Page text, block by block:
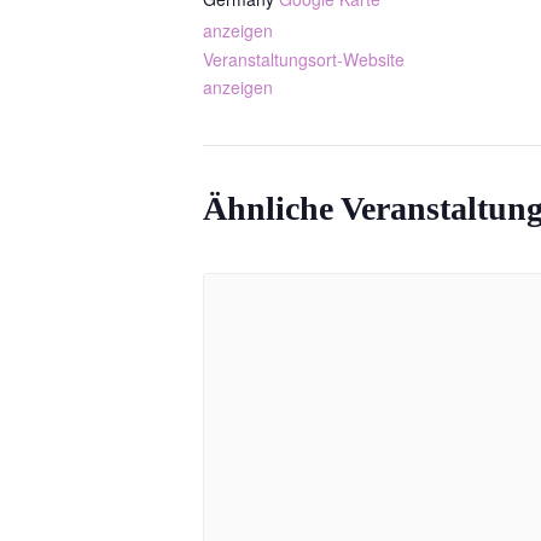
anzeigen
Veranstaltungsort-Website
anzeigen
Ähnliche